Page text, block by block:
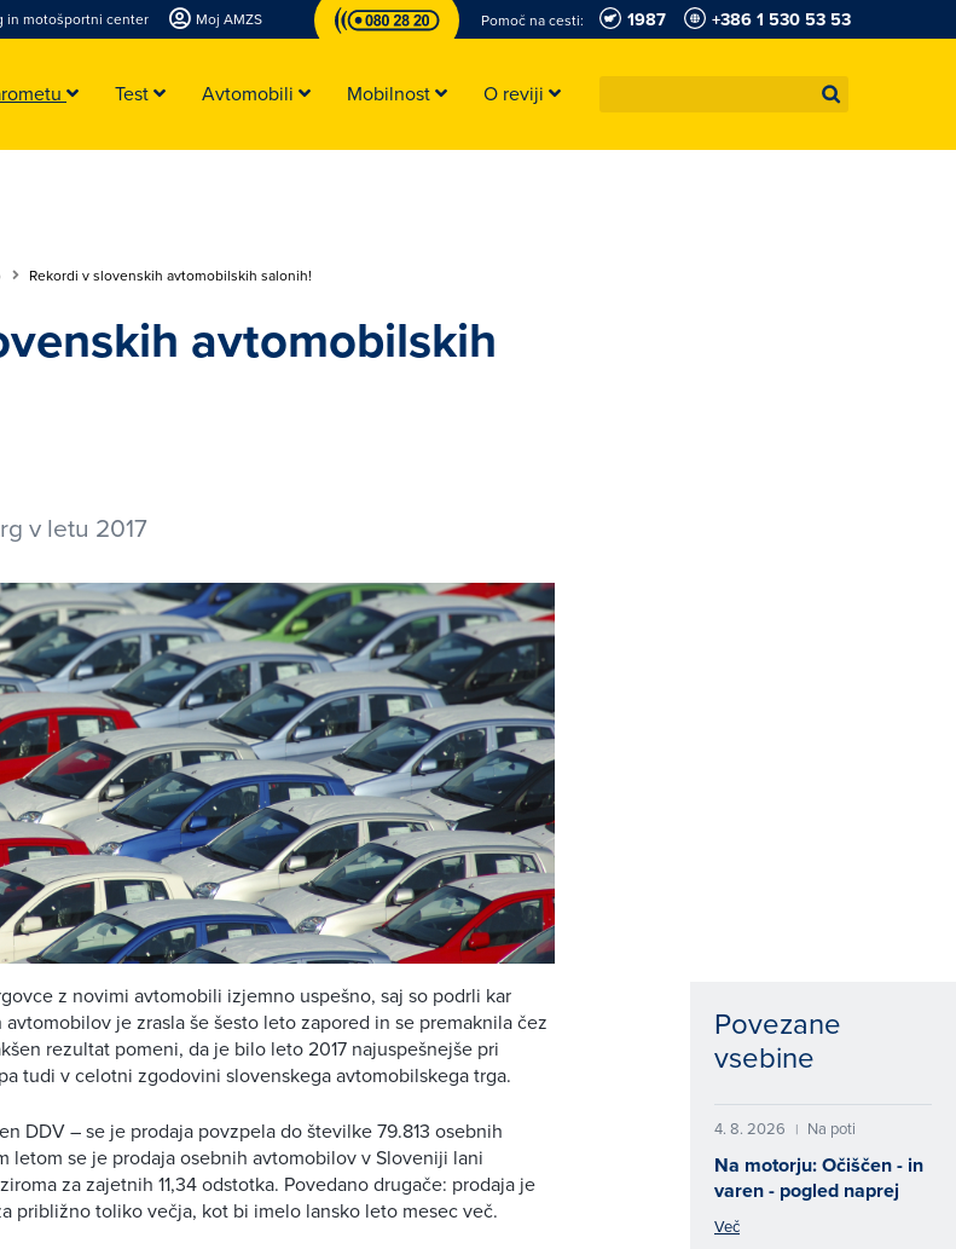
in motošportni center Moj AMZS Pomoč na cesti: 1987 +386 1 530 53 53
Test Avtomobili Mobilnost O reviji
Rekordi v slovenskih avtomobilskih salonih!
avtomobilskih
v letu 2017
z novimi avtomobili izjemno uspešno, saj so podrli kar
je zrasla še šesto leto zapored in se premaknila čez
rezultat pomeni, da je bilo leto 2017 najuspešnejše pri
tudi v celotni zgodovini slovenskega avtomobilskega trga.
DDV – se je prodaja povzpela do številke 79.813 osebnih
letom se je prodaja osebnih avtomobilov v Sloveniji lani
za zajetnih 11,34 odstotka. Povedano drugače: prodaja je
približno toliko večja, kot bi imelo lansko leto mesec več.
Povezane
vsebine
4. 8. 2026 | Na poti
Na motorju: Očiščen - in
varen - pogled naprej
Več